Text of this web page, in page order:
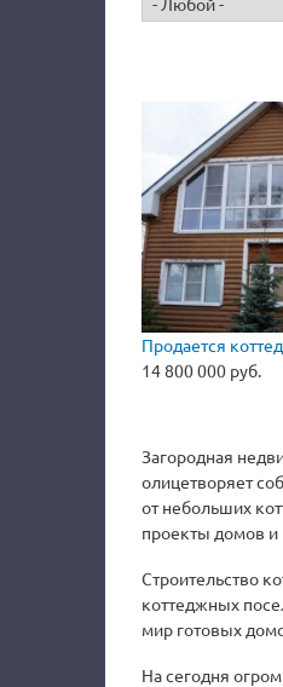
Продается
14 800 000 руб.
Загородная
олицетворяет
от небольших
проекты домов и
Строительство
коттеджных
мир готовых
На сегодня